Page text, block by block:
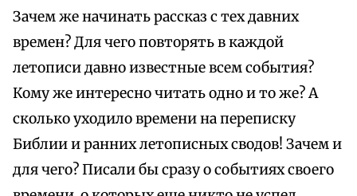
Зачем же начинать рассказ с тех давних
времен? Для чего повторять в каждой
летописи давно известные всем события?
Кому же интересно читать одно и то же? А
сколько уходило времени на переписку
Библии и ранних летописных сводов! Зачем и
для чего? Писали бы сразу о событиях своего